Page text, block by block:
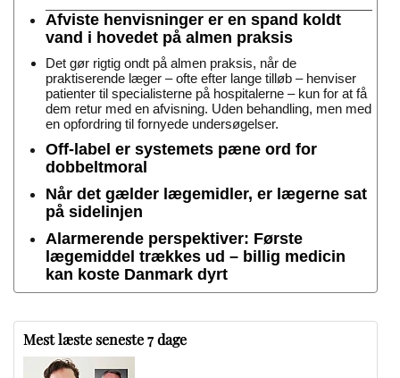
Afviste henvisninger er en spand koldt
vand i hovedet på almen praksis
Det gør rigtig ondt på almen praksis, når de
praktiserende læger – ofte efter lange tilløb – henviser
patienter til specialisterne på hospitalerne – kun for at få
dem retur med en afvisning. Uden behandling, men med
en opfordring til fornyede undersøgelser.
Off-label er systemets pæne ord for
dobbeltmoral
Når det gælder lægemidler, er lægerne sat
på sidelinjen
Alarmerende perspektiver: Første
lægemiddel trækkes ud – billig medicin
kan koste Danmark dyrt
Mest læste seneste 7 dage